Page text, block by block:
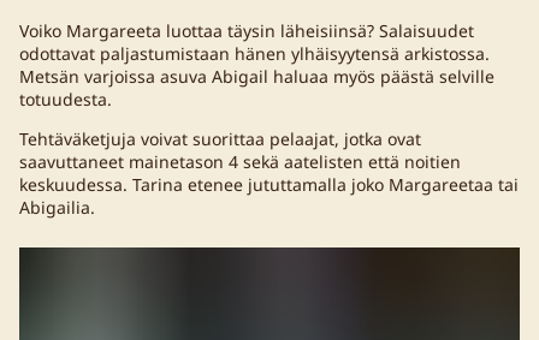
Voiko Margareeta luottaa täysin läheisiinsä? Salaisuudet
odottavat paljastumistaan hänen ylhäisyytensä arkistossa.
Metsän varjoissa asuva Abigail haluaa myös päästä selville
totuudesta.
Tehtäväketjuja voivat suorittaa pelaajat, jotka ovat
saavuttaneet mainetason 4 sekä aatelisten että noitien
keskuudessa. Tarina etenee jututtamalla joko Margareetaa tai
Abigailia.